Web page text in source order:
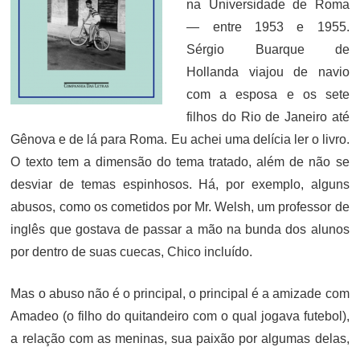
na Universidade de Roma
— entre 1953 e 1955.
Sérgio Buarque de
Hollanda viajou de navio
com a esposa e os sete
filhos do Rio de Janeiro até
Gênova e de lá para Roma. Eu achei uma delícia ler o livro.
O texto tem a dimensão do tema tratado, além de não se
desviar de temas espinhosos. Há, por exemplo, alguns
abusos, como os cometidos por Mr. Welsh, um professor de
inglês que gostava de passar a mão na bunda dos alunos
por dentro de suas cuecas, Chico incluído.
Mas o abuso não é o principal, o principal é a amizade com
Amadeo (o filho do quitandeiro com o qual jogava futebol),
a relação com as meninas, sua paixão por algumas delas,